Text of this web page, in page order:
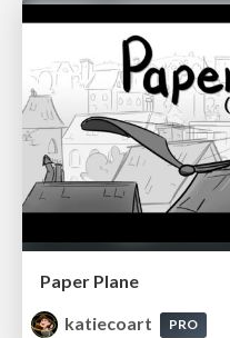
Paper Plane
katiecoart
PRO